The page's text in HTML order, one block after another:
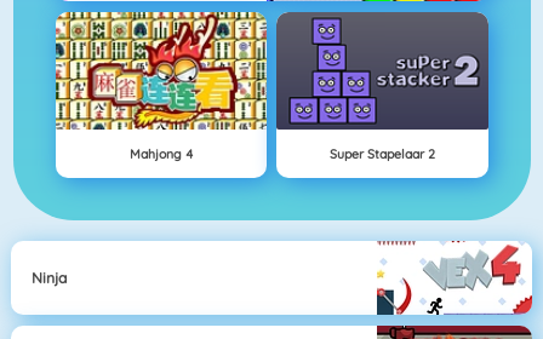
Mahjong 4 Super Stapelaar 2
Ninja